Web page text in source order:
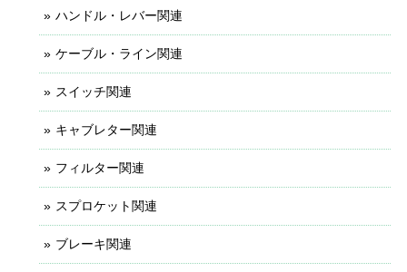
ハンドル・レバー関連
ケーブル・ライン関連
スイッチ関連
キャブレター関連
フィルター関連
スプロケット関連
ブレーキ関連